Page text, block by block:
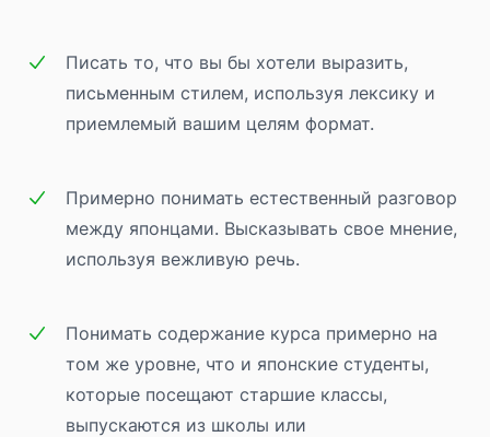
Писать то, что вы бы хотели выразить,
письменным стилем, используя лексику и
приемлемый вашим целям формат.
Примерно понимать естественный разговор
между японцами. Высказывать свое мнение,
используя вежливую речь.
Понимать содержание курса примерно на
том же уровне, что и японские студенты,
которые посещают старшие классы,
выпускаются из школы или